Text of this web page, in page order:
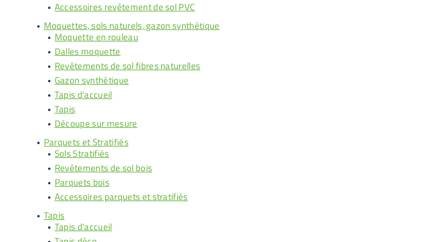
Accessoires revêtement de sol PVC
Moquettes, sols naturels, gazon synthétique
Moquette en rouleau
Dalles moquette
Revêtements de sol fibres naturelles
Gazon synthétique
Tapis d'accueil
Tapis
Découpe sur mesure
Parquets et Stratifiés
Sols Stratifiés
Revêtements de sol bois
Parquets bois
Accessoires parquets et stratifiés
Tapis
Tapis d'accueil